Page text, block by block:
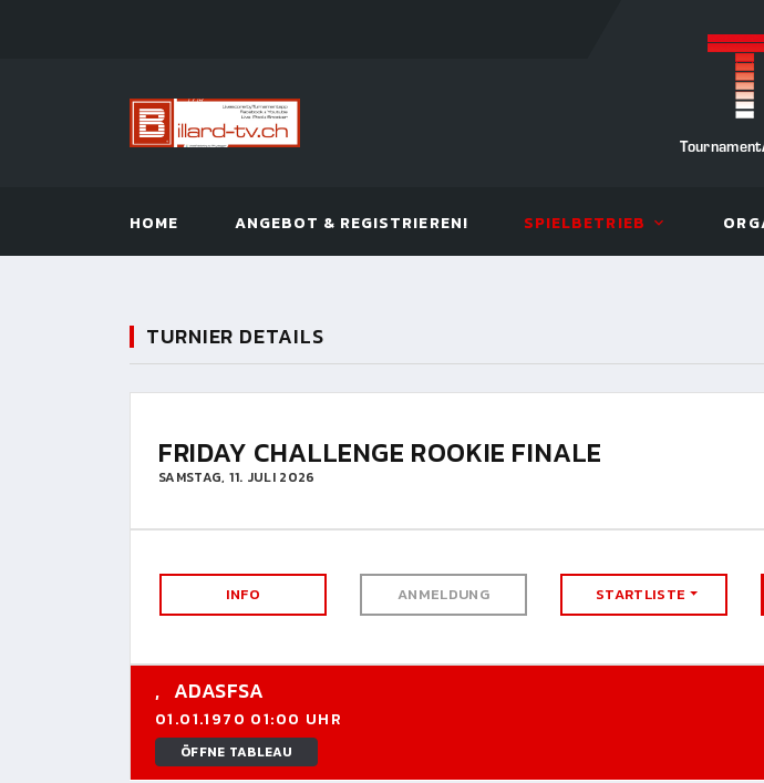
HOME ANGEBOT & REGISTRIEREN! SPIELBETRIEB
TURNIER DETAILS
FRIDAY CHALLENGE ROOKIE FINALE
SAMSTAG, 11. JULI 2026
INFO ANMELDUNG STARTLISTE
, ADASFSA
01.01.1970 01:00 UHR
ÖFFNE TABLEAU